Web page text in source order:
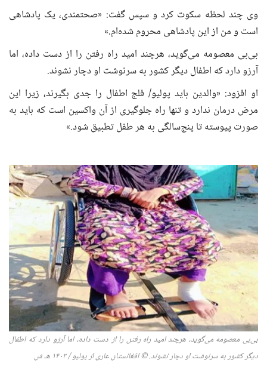
وی چند لحظه سکوت کرد و سپس ‌گفت: «صحتمندی، یک پادشاهی
است و من از این پادشاهی محروم شده‌ام.»
بی‌بی معصومه می‌گوید، هرچند امید راه رفتن را از دست داده، اما
آرزو دارد که اطفال دیگر کشور به سرنوشت او دچار نشوند.
او افزود: «والدین باید پولیو/ فلج اطفال را جدی بگیرند، زیرا این
مرض درمان ندارد و تنها راه جلوگیری از آن واکسین است که باید به
صورت پیوسته تا پنج‌سالگی به هر طفل تطبیق شود.»
بی‌بی معصومه می‌گوید، هرچند امید راه رفتن را از دست داده، اما آرزو دارد کهاطفال
دیگر کشور به سرنوشت او دچار نشوند.© افغانستان عاری از پولیو / ۱۴۰۳ هـ ش